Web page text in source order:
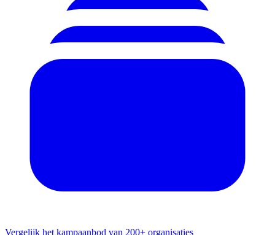
Vergelijk het kampaanbod van 200+ organisaties